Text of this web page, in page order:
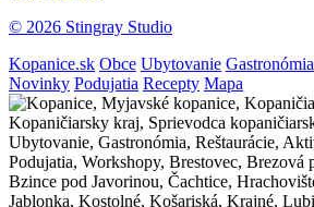
© 2026 Stingray Studio
Kopanice.sk Obce Ubytovanie Gastronómia
Novinky Podujatia Recepty Mapa